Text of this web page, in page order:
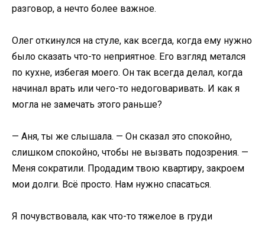
разговор, а нечто более важное.
Олег откинулся на стуле, как всегда, когда ему нужно
было сказать что-то неприятное. Его взгляд метался
по кухне, избегая моего. Он так всегда делал, когда
начинал врать или чего-то недоговаривать. И как я
могла не замечать этого раньше?
— Аня, ты же слышала. — Он сказал это спокойно,
слишком спокойно, чтобы не вызвать подозрения. —
Меня сократили. Продадим твою квартиру, закроем
мои долги. Всё просто. Нам нужно спасаться.
Я почувствовала, как что-то тяжелое в груди